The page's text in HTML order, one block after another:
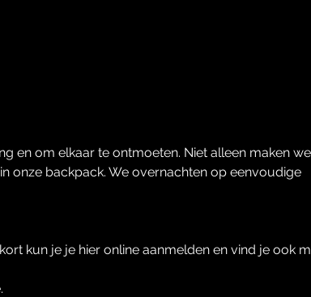
en om elkaar te ontmoeten. Niet alleen maken
onze backpack. We overnachten op eenvoudige
kun je je hier online aanmelden en vind je ook